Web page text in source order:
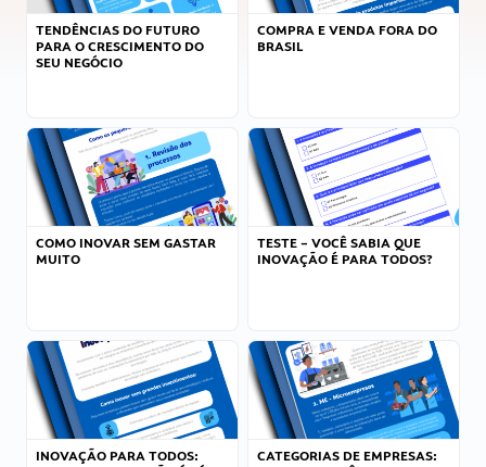
TENDÊNCIAS DO FUTURO
PARA O CRESCIMENTO DO
SEU NEGÓCIO
COMPRA E VENDA FORA DO
BRASIL
COMO INOVAR SEM GASTAR
MUITO
TESTE – VOCÊ SABIA QUE
INOVAÇÃO É PARA TODOS?
INOVAÇÃO PARA TODOS:
CATEGORIAS DE EMPRESAS: